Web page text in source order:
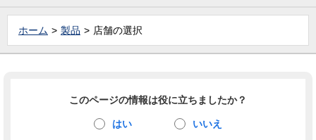
ホーム 製品 店舗の選択
このページの情報は役に立ちましたか？
はい いいえ